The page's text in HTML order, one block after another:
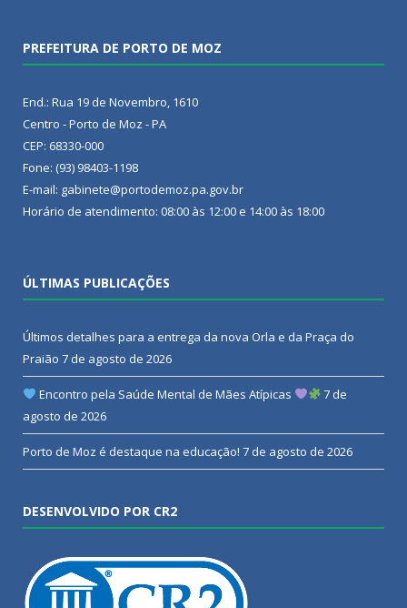
PREFEITURA DE PORTO DE MOZ
End.: Rua 19 de Novembro, 1610
Centro - Porto de Moz - PA
CEP: 68330-000
Fone: (93) 98403-1198
E-mail: gabinete@portodemoz.pa.gov.br
Horário de atendimento: 08:00 às 12:00 e 14:00 às 18:00
ÚLTIMAS PUBLICAÇÕES
Últimos detalhes para a entrega da nova Orla e da Praça do
Praião 7 de agosto de 2026
Encontro pela Saúde Mental de Mães Atípicas
7 de
agosto de 2026
Porto de Moz é destaque na educação! 7 de agosto de 2026
DESENVOLVIDO POR CR2